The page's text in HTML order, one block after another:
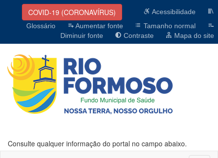
COVID-19 (CORONAVÍRUS)
Acessibilidade
Glossário
Aumentar fonte
Tamanho normal
Diminuir fonte
Contraste Mapa do site
Consulte qualquer informação do portal no campo abaixo.